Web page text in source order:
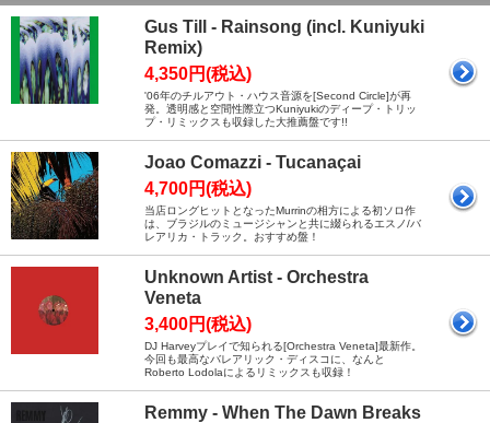
Gus Till - Rainsong (incl. Kuniyuki
Remix)
4,350円(税込)
'06年のチルアウト・ハウス音源を[Second Circle]が再
発。透明感と空間性際立つKuniyukiのディープ・トリッ
プ・リミックスも収録した大推薦盤です!!
Joao Comazzi - Tucanaçai
4,700円(税込)
当店ロングヒットとなったMurrinの相方による初ソロ作
は、ブラジルのミュージシャンと共に綴られるエスノ/バ
レアリカ・トラック。おすすめ盤！
Unknown Artist - Orchestra
Veneta
3,400円(税込)
DJ Harveyプレイで知られる[Orchestra Veneta]最新作。
今回も最高なバレアリック・ディスコに、なんと
Roberto Lodolaによるリミックスも収録！
Remmy - When The Dawn Breaks